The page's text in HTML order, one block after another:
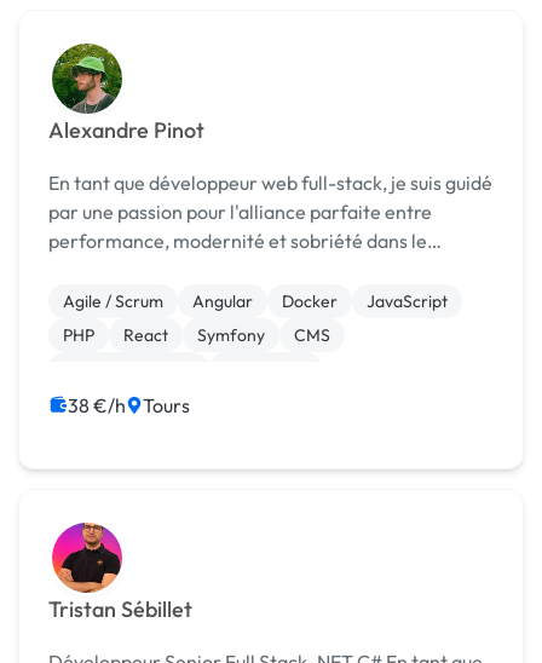
Alexandre Pinot
En tant que développeur web full-stack, je suis guidé
par une passion pour l'alliance parfaite entre
performance, modernité et sobriété dans le
l'accent sur la création de sites internet qui se
distingu...
Agile / Scrum Angular Docker
JavaScript
PHP
React Symfony
CMS
38 €/h Tours
Tristan Sébillet